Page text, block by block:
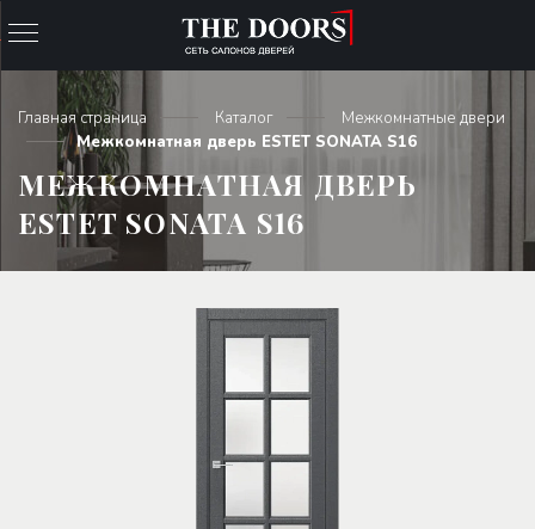
Главная страница Каталог
Межкомнатные двери
Межкомнатная дверь ESTET SONATA S16
МЕЖКОМНАТНАЯ ДВЕРЬ
ESTET SONATA S16